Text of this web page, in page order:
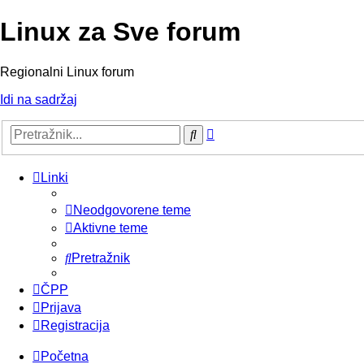
Linux za Sve forum
Regionalni Linux forum
Idi na sadržaj
Pretražnik
Linki
Neodgovorene teme
Aktivne teme
Pretražnik
ČPP
Prijava
Registracija
Početna